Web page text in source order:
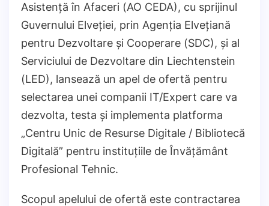
Asistență în Afaceri (AO CEDA), cu sprijinul
Guvernului Elveției, prin Agenția Elvețiană
pentru Dezvoltare și Cooperare (SDC), și al
Serviciului de Dezvoltare din Liechtenstein
(LED), lansează un apel de ofertă pentru
selectarea unei companii IT/Expert care va
dezvolta, testa și implementa platforma
„Centru Unic de Resurse Digitale / Bibliotecă
Digitală” pentru instituțiile de Învățământ
Profesional Tehnic.
Scopul apelului de ofertă este contractarea